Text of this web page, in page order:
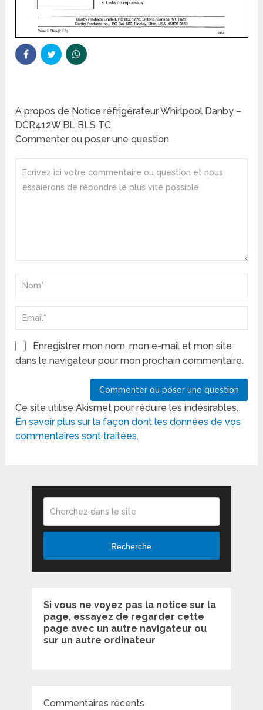
A propos de Notice réfrigérateur Whirlpool Danby –
DCR412W BL BLS TC
Commenter ou poser une question
Enregistrer mon nom, mon e-mail et mon site
dans le navigateur pour mon prochain commentaire.
Ce site utilise Akismet pour réduire les indésirables.
En savoir plus sur la façon dont les données de vos
commentaires sont traitées.
Recherche
Si vous ne voyez pas la notice sur la
page, essayez de regarder cette
page avec un autre navigateur ou
sur un autre ordinateur
Commentaires récents